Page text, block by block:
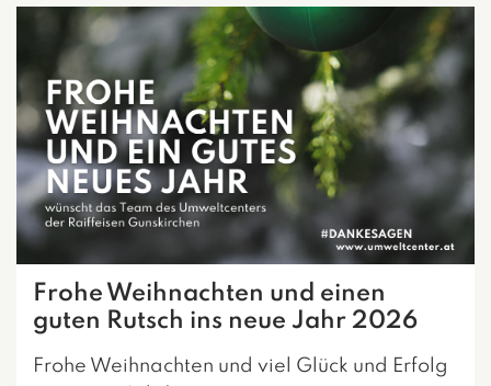
Frohe Weihnachten und einen
guten Rutsch ins neue Jahr 2026
Frohe Weihnachten und viel Glück und Erfolg